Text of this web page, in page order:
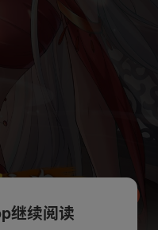
继续阅读